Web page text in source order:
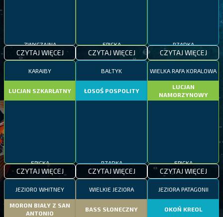
CZYTAJ WIĘCEJ CZYTAJ WIĘCEJ CZYTAJ WIĘCEJ
KARAIBY
LUCJAN SZKARŁATNY
CZYTAJ WIĘCEJ
BAŁTYK
ŁOSOŚ POSPOLITY
RZADKA
CZYTAJ WIĘCEJ
WIELKA RAFA KORALOWA
LUCJAN
NAMORZYNOWY
EPICKA
CZYTAJ WIĘCEJ
JEZIORO WHITNEY
MORON BIAŁY Z SAN
ANTONIO
WIELKIE JEZIORA
BASS SŁONECZNY
JEZIORA PATAGONII
OKOŃ KREOL